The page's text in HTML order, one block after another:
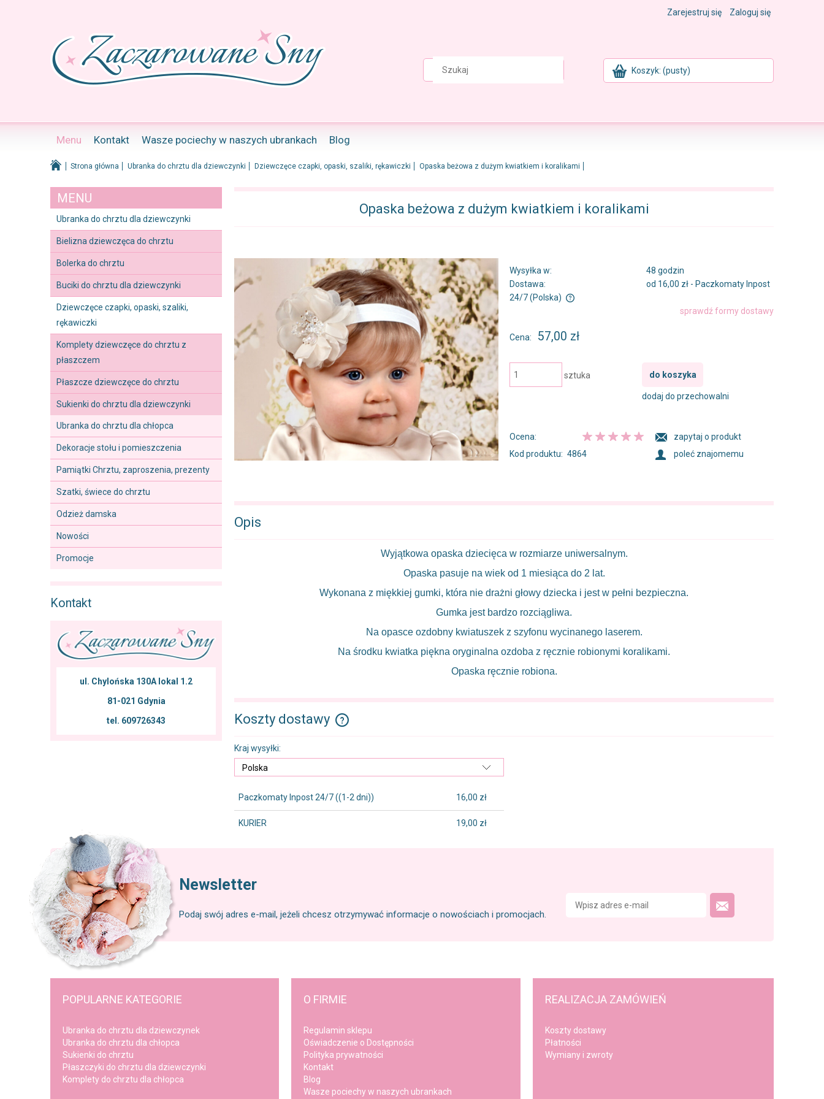
Zarejestruj się Zaloguj się
Koszyk: (pusty)
Menu Kontakt Wasze pociechy w naszych ubrankach Blog
Strona główna Ubranka do chrztu dla dziewczynki Dziewczęce czapki, opaski, szaliki, rękawiczki Opaska beżowa z dużym kwiatkiem i koralikami
MENU
Ubranka do chrztu dla dziewczynki
Bielizna dziewczęca do chrztu
Bolerka do chrztu
Buciki do chrztu dla dziewczynki
Dziewczęce czapki, opaski, szaliki,
rękawiczki
Komplety dziewczęce do chrztu z
płaszczem
Płaszcze dziewczęce do chrztu
Sukienki do chrztu dla dziewczynki
Ubranka do chrztu dla chłopca
Dekoracje stołu i pomieszczenia
Pamiątki Chrztu, zaproszenia, prezenty
Szatki, świece do chrztu
Odzież damska
Nowości
Promocje
Kontakt
ul. Chylońska 130A lokal 1.2
81-021 Gdynia
tel. 609726343
Opaska beżowa z dużym kwiatkiem i koralikami
Wysyłka w:
48 godzin
Dostawa:
od 16,00 zł - Paczkomaty Inpost
24/7 (Polska)
Cena nie zawiera ewentualnych kosztów
płatności
sprawdź formy dostawy
Cena: 57,00 zł
sztuka do koszyka
dodaj do przechowalni
Ocena:
Kod produktu: 4864
zapytaj o produkt
poleć znajomemu
Opis
Wyjątkowa opaska dziecięca w rozmiarze uniwersalnym.
Opaska pasuje na wiek od 1 miesiąca do 2 lat.
Wykonana z miękkiej gumki, która nie drażni głowy dziecka i jest w pełni bezpieczna.
Gumka jest bardzo rozciągliwa.
Na opasce ozdobny kwiatuszek z szyfonu wycinanego laserem.
Na środku kwiatka piękna oryginalna ozdoba z ręcznie robionymi koralikami.
Opaska ręcznie robiona.
Koszty dostawy
Kraj wysyłki:
Paczkomaty Inpost 24/7((1-2 dni)) 16,00 zł
KURIER 19,00 zł
Newsletter
Podaj swój adres e-mail, jeżeli chcesz otrzymywać informacje o nowościach i promocjach.
POPULARNE KATEGORIE
Ubranka do chrztu dla dziewczynek
Ubranka do chrztu dla chłopca
Sukienki do chrztu
Płaszczyki do chrztu dla dziewczynki
Komplety do chrztu dla chłopca
O FIRMIE
Regulamin sklepu
Oświadczenie o Dostępności
Polityka prywatności
Kontakt
Blog
Wasze pociechy w naszych ubrankach
REALIZACJA ZAMÓWIEŃ
Koszty dostawy
Płatności
Wymiany i zwroty